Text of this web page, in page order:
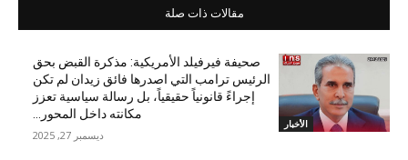
مقالات ذات صلة
الأخبار
صحيفة فيرفيلد الأمريكية: مذكرة القبض بحق
الرئيس ترامب التي اصدرها فائق زيدان لم تكن
إجراءً قانونياً حقيقياً، بل رسالة سياسية تعزز
مكانته داخل المحور...
ديسمبر 27, 2025